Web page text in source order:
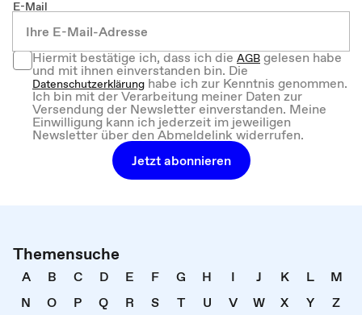
E-Mail
Hiermit bestätige ich, dass ich dieAGBgelesen habe
und mit ihnen einverstanden bin. Die
Datenschutzerklärung habe ich zur Kenntnis genommen.
Ich bin mit der Verarbeitung meiner Daten zur
Versendung der Newsletter einverstanden. Meine
Einwilligung kann ich jederzeit im jeweiligen
Newsletter über den Abmeldelink widerrufen.
Jetzt abonnieren
Themensuche
A B C D E F G H I J K L
M
N
O P Q R S T U V W X Y
Z